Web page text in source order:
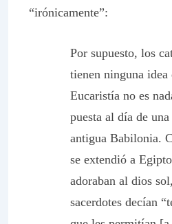
“irónicamente”:
Por supuesto, los
tienen ninguna idea
Eucaristía no es
puesta al día de
antigua Babilonia.
se extendió a
adoraban al dios
sacerdotes decían